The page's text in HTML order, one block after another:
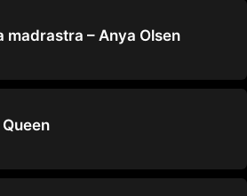
madrastra – Anya Olsen